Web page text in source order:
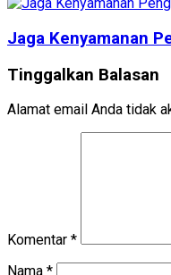
Jaga Kenyamanan
Tinggalkan Balasan
Alamat email Anda tidak
Komentar *
Nama *